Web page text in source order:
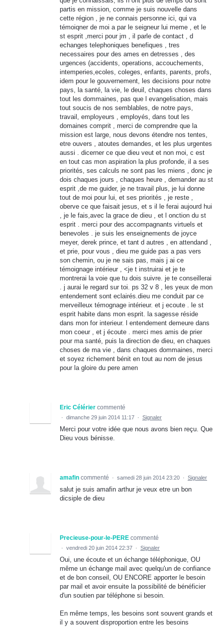
partis en mission, comme je suis nouvelle dans
cette région , je ne connais personne ici, qui va
témoiqner de moi a par le seigneur lui meme , et le
st esprit ,merci pour jm , il parle de contact , d
echanges telephoniques benefiques , tres
necessaires pour des ames en detresses , des
urgences (accidents, operations, accouchements,
intemperies,ecoles, coleges, enfants, parents, profs,
idem pour le gouvernement, les decisions pour notre
pays, la santé, la vie, le deuil, chaques choses dans
tout les dommaines, pas que l evangelisation, mais
tout soucis de nos semblables, de notre pays,
travail, employeurs , employés, dans tout les
domaines comprit , merci de comprendre que la
mission est large, nous devons étendre nos tentes,
etre ouvers , atoutes demandes, et les plus urgentes
aussi . dicerner ce que dieu veut et non moi, c est
en tout cas mon aspiration la plus profonde, il a ses
priorités, ses calculs ne sont pas les miens , donc je
dois chaques jours , chaques heure , demander au st
esprit ,de me guider, je ne travail plus, je lui donne
tout de moi pour lui, et ses priorités , je reste ,
oberve ce que faisait jesus, et s il le ferai aujourd hui
, je le fais,avec la grace de dieu , et l onction du st
esprit . merci pour des accompagnants virtuels et
benevoles . je suis les enseignements de joyce
meyer, derek prince, et tant d autres , en attendand ,
et prie, pour vous , dieu me guide pas a pas vers
son chemin, ou je ne sais pas, mais j ai ce
témoignage intérieur , <je t instruirai et je te
montrerai la voie que tu dois suivre. je te conseillerai
. j aurai le regard sur toi. ps 32 v 8 , les yeux de mon
entendement sont eclairés.dieu me conduit par ce
merveilleux témognage intérieur. et j ecoute . le st
esprit habite dans mon esprit. la sagesse réside
dans mon for interieur. l entendement demeure dans
mon coeur , et j écoute . merci mes amis de prier
pour ma santé, puis la direction de dieu, en chaques
choses de ma vie , dans chaques dommaines, merci
et soyez richement bénit en tout au nom de jesus
pour la gloire du pere amen
Eric Célérier commenté
· dimanche 29 juin 2014 11:17 · Signaler
Merci pour votre idée que nous avons bien reçu. Que
Dieu vous bénisse.
amafin commenté · samedi 28 juin 2014 23:20 · Signaler
salut je suis amafin arthur je veux etre un bon
dicsiple de dieu
Precieuse-pour-le-PERE commenté
· vendredi 20 juin 2014 22:37 · Signaler
Oui, une écoute et un échange téléphonique, OU
même un échange mail avec quelqu'un de confiance
et de bon conseil, OU ENCORE apporter le besoin
par mail et avoir ensuite la possibilité de bénéficier
d'un soutien par téléphone si besoin.
En même temps, les besoins sont souvent grands et
il y a souvent disproportion entre les besoins